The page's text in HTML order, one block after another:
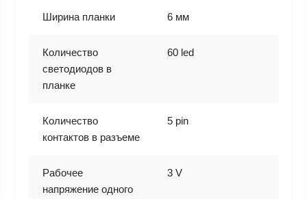
Ширина планки 6 мм
Количество
светодиодов в
планке
60 led
Количество
контактов в разъеме
5 pin
Рабочее
напряжение одного
3 V